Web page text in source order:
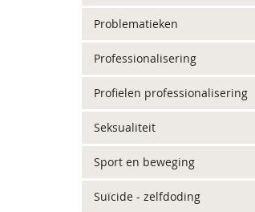
Problematieken
Professionalisering
Profielen professionalisering
Seksualiteit
Sport en beweging
Suïcide - zelfdoding